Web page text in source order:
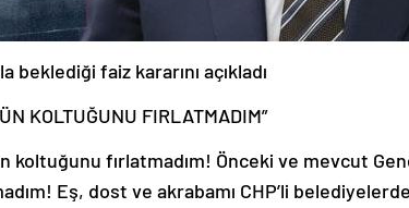
beklediği faiz kararını açıkladı
KOLTUĞUNU FIRLATMADIM”
koltuğunu fırlatmadım! Önceki ve mevcut
Eş, dost ve akrabamı CHP’li